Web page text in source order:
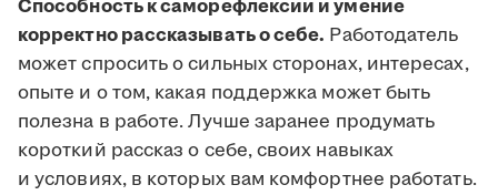
Способность к саморефлексии и умение
корректно рассказывать о себе. Работодатель
может спросить о сильных сторонах, интересах,
опыте и о том, какая поддержка может быть
полезна в работе. Лучше заранее продумать
короткий рассказ о себе, своих навыках
и условиях, в которых вам комфортнее работать.